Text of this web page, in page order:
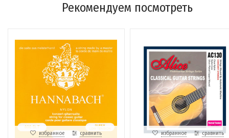
Рекомендуем посмотреть
избранное сравнить избранное сравнить